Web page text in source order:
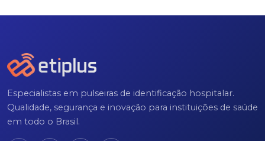
Especialistas em pulseiras de identificação hospitalar.
Qualidade, segurança e inovação para instituições de saúde
em todo o Brasil.